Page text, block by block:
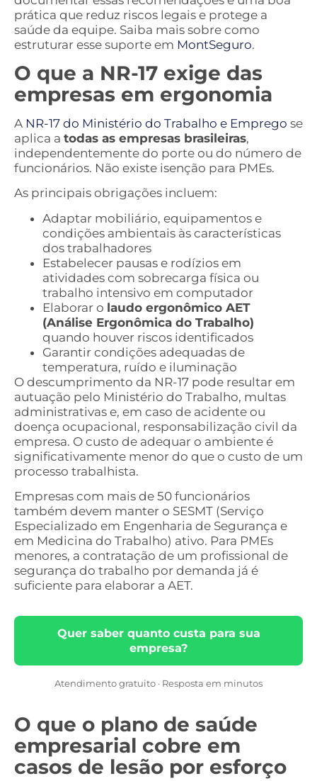
prática que reduz riscos legais e protege a
saúde da equipe. Saiba mais sobre como
estruturar esse suporte em MontSeguro.
O que a NR-17 exige das
empresas em ergonomia
A NR-17 do Ministério do Trabalho e Emprego se
aplica a todas as empresas brasileiras,
independentemente do porte ou do número de
funcionários. Não existe isenção para PMEs.
As principais obrigações incluem:
Adaptar mobiliário, equipamentos e
condições ambientais às características
dos trabalhadores
Estabelecer pausas e rodízios em
atividades com sobrecarga física ou
trabalho intensivo em computador
Elaborar o laudo ergonômico AET
(Análise Ergonômica do Trabalho)
quando houver riscos identificados
Garantir condições adequadas de
temperatura, ruído e iluminação
O descumprimento da NR-17 pode resultar em
autuação pelo Ministério do Trabalho, multas
administrativas e, em caso de acidente ou
doença ocupacional, responsabilização civil da
empresa. O custo de adequar o ambiente é
significativamente menor do que o custo de um
processo trabalhista.
Empresas com mais de 50 funcionários
também devem manter o SESMT (Serviço
Especializado em Engenharia de Segurança e
em Medicina do Trabalho) ativo. Para PMEs
menores, a contratação de um profissional de
segurança do trabalho por demanda já é
suficiente para elaborar a AET.
Quer saber quanto custa para sua
empresa?
Atendimento gratuito · Resposta em minutos
O que o plano de saúde
empresarial cobre em
casos de lesão por esforço